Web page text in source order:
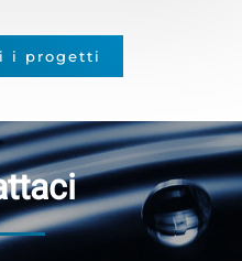
i progetti